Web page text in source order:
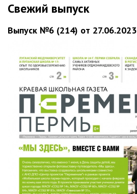
Свежий выпуск
Выпуск №6 (214) от 27.06.2023